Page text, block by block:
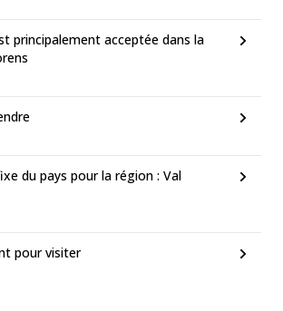
principalement acceptée dans la
du pays pour la région : Val
pour visiter